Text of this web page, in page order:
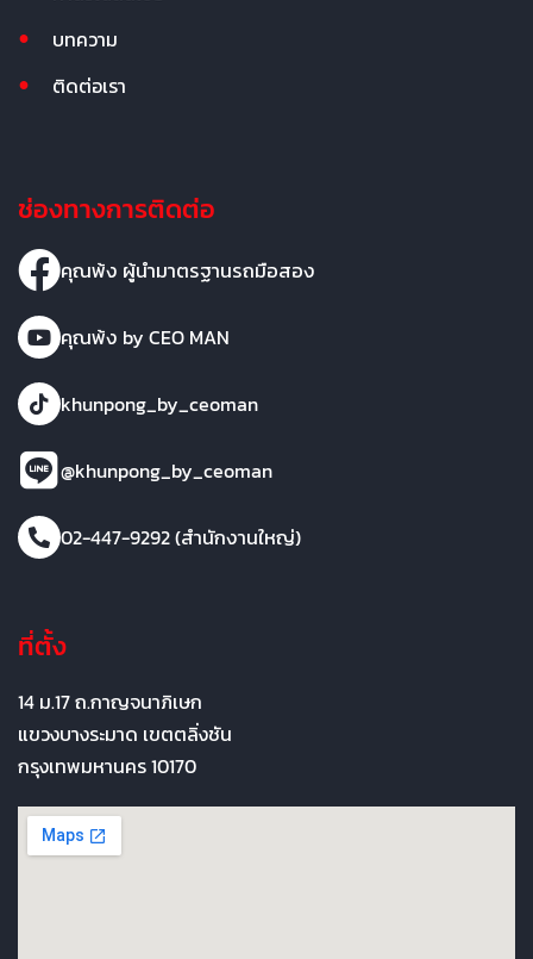
บทความ
ติดต่อเรา
ช่องทางการติดต่อ
คุณพ้ง ผู้นำมาตรฐานรถมือสอง
คุณพ้ง by CEO MAN
khunpong_by_ceoman
@khunpong_by_ceoman
02-447-9292 (สำนักงานใหญ่)
ที่ตั้ง
14 ม.17 ถ.กาญจนาภิเษก
แขวงบางระมาด เขตตลิ่งชัน
กรุงเทพมหานคร 10170